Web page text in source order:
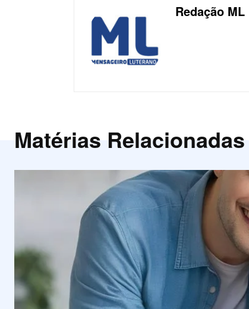
Redação ML
Matérias Relacionadas